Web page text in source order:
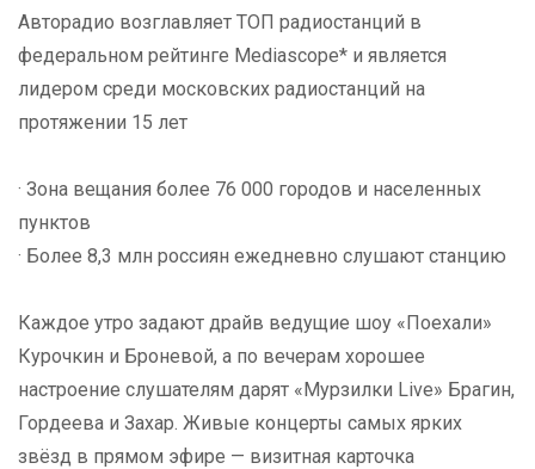
Авторадио возглавляет ТОП радиостанций в
федеральном рейтинге Mediascope* и является
лидером среди московских радиостанций на
протяжении 15 лет
· Зона вещания более 76 000 городов и населенных
пунктов
· Более 8,3 млн россиян ежедневно слушают станцию
Каждое утро задают драйв ведущие шоу «Поехали»
Курочкин и Броневой, а по вечерам хорошее
настроение слушателям дарят «Мурзилки Live» Брагин,
Гордеева и Захар. Живые концерты самых ярких
звёзд в прямом эфире — визитная карточка